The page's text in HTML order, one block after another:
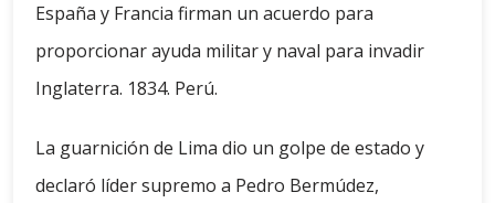
España y Francia firman un acuerdo para
proporcionar ayuda militar y naval para invadir
Inglaterra. 1834. Perú.
La guarnición de Lima dio un golpe de estado y
declaró líder supremo a Pedro Bermúdez,